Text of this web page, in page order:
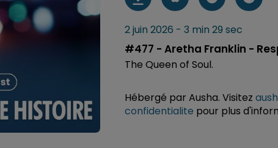
2 juin 2026 - 3 min 29 sec
#477 - Aretha Franklin -
The Queen of Soul.
Hébergé par Ausha. Visitez
confidentialite pour plus